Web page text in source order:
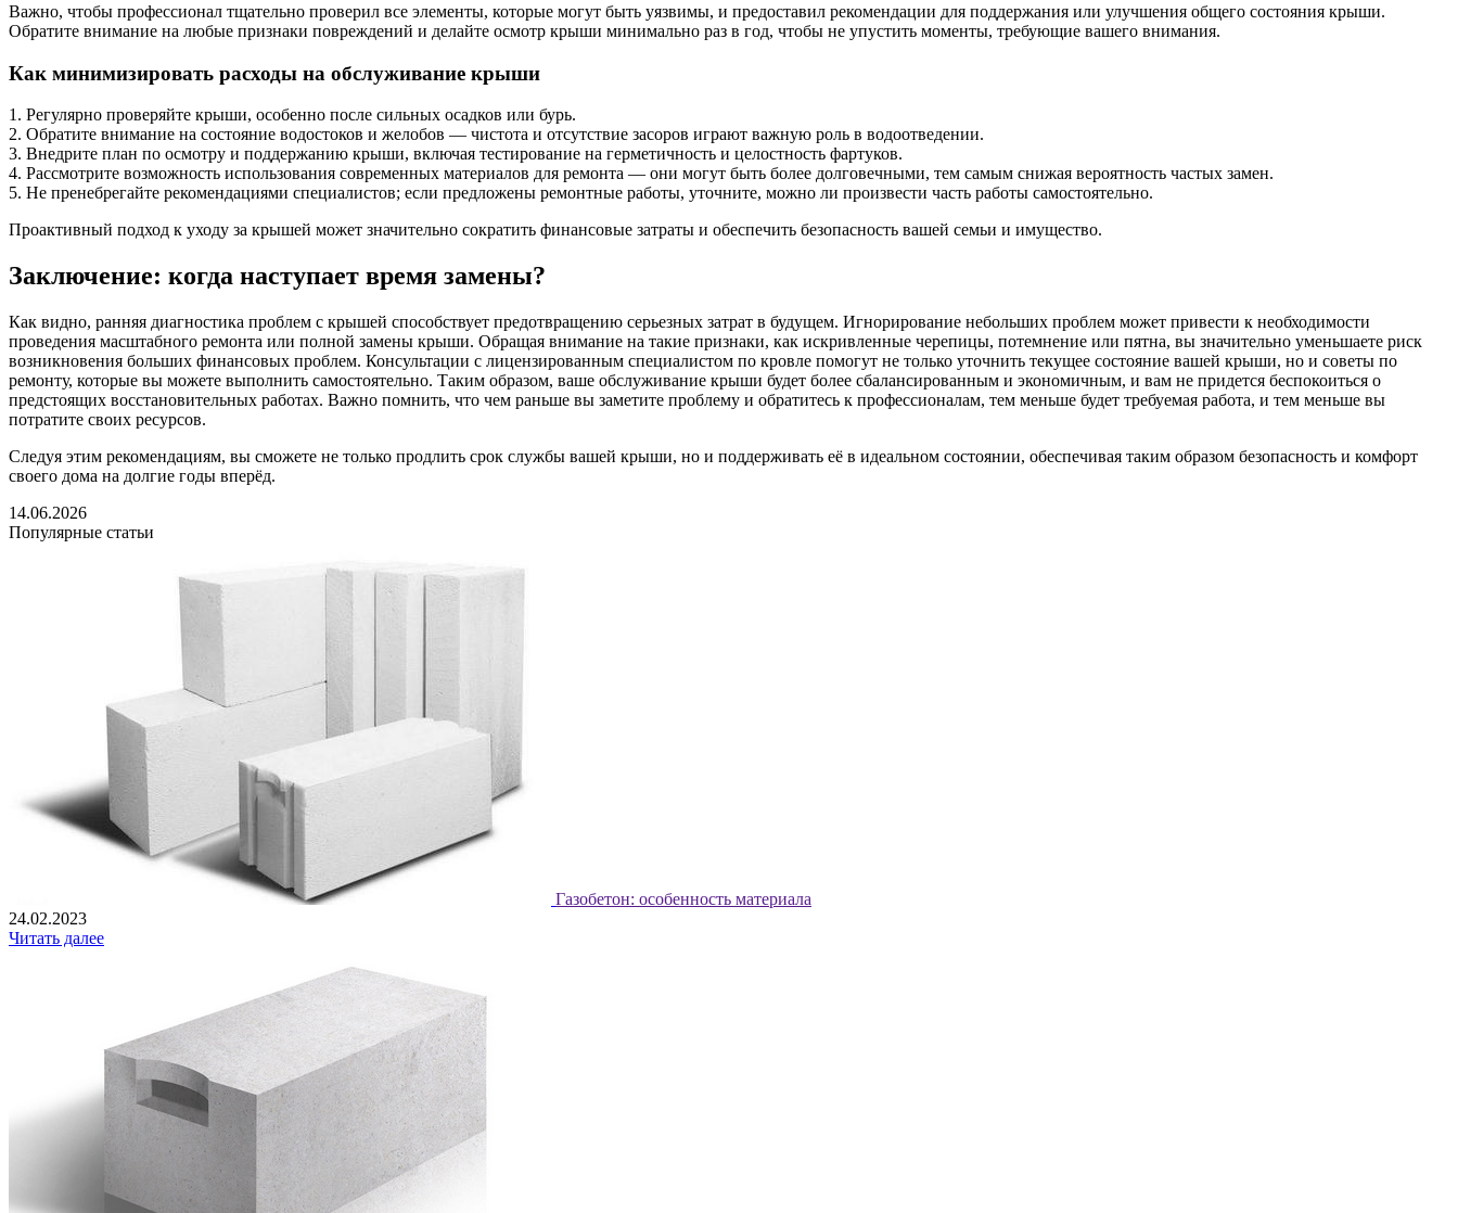
Важно, чтобы профессионал тщательно проверил все элементы, которые могут быть уязвимы, и предоставил рекомендации для поддержания или улучшения общего состояния крыши.
Обратите внимание на любые признаки повреждений и делайте осмотр крыши минимально раз в год, чтобы не упустить моменты, требующие вашего внимания.
Как минимизировать расходы на обслуживание крыши
1. Регулярно проверяйте крыши, особенно после сильных осадков или бурь.
2. Обратите внимание на состояние водостоков и желобов — чистота и отсутствие засоров играют важную роль в водоотведении.
3. Внедрите план по осмотру и поддержанию крыши, включая тестирование на герметичность и целостность фартуков.
4. Рассмотрите возможность использования современных материалов для ремонта — они могут быть более долговечными, тем самым снижая вероятность частых замен.
5. Не пренебрегайте рекомендациями специалистов; если предложены ремонтные работы, уточните, можно ли произвести часть работы самостоятельно.
Проактивный подход к уходу за крышей может значительно сократить финансовые затраты и обеспечить безопасность вашей семьи и имущество.
Заключение: когда наступает время замены?
Как видно, ранняя диагностика проблем с крышей способствует предотвращению серьезных затрат в будущем. Игнорирование небольших проблем может привести к необходимости
проведения масштабного ремонта или полной замены крыши. Обращая внимание на такие признаки, как искривленные черепицы, потемнение или пятна, вы значительно уменьшаете риск
возникновения больших финансовых проблем. Консультации с лицензированным специалистом по кровле помогут не только уточнить текущее состояние вашей крыши, но и советы по
ремонту, которые вы можете выполнить самостоятельно. Таким образом, ваше обслуживание крыши будет более сбалансированным и экономичным, и вам не придется беспокоиться о
предстоящих восстановительных работах. Важно помнить, что чем раньше вы заметите проблему и обратитесь к профессионалам, тем меньше будет требуемая работа, и тем меньше вы
потратите своих ресурсов.
Следуя этим рекомендациям, вы сможете не только продлить срок службы вашей крыши, но и поддерживать её в идеальном состоянии, обеспечивая таким образом безопасность и комфорт
своего дома на долгие годы вперёд.
14.06.2026
Популярные статьи
Газобетон: особенность материала
24.02.2023
Читать далее